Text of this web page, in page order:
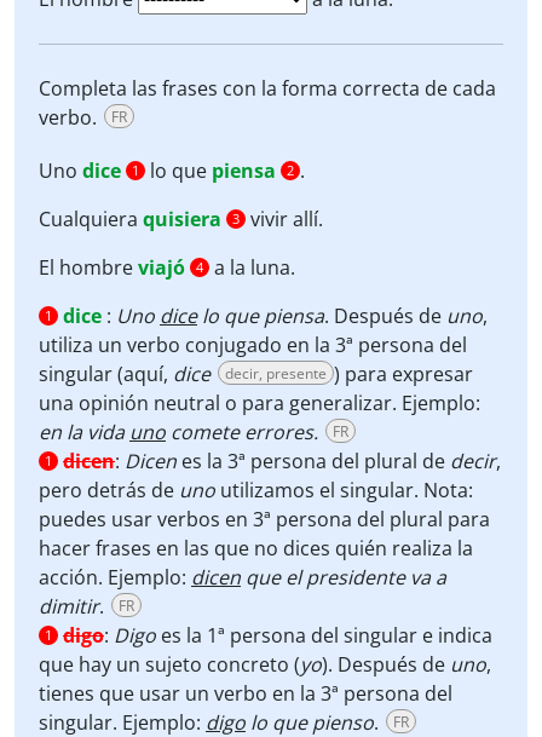
Completa las frases con la forma correcta de cada
verbo.
FR
Uno dice 1 lo que piensa 2 .
Cualquiera quisiera 3 vivir allí.
El hombreviajó 4 a la luna.
1 dice : Uno dicelo que piensa. Después de uno,
utiliza un verbo conjugado en la 3ª persona del
singular (aquí, dice decir, presente ) para expresar
una opinión neutral o para generalizar. Ejemplo:
en la vida uno comete errores. FR
1 dicen: Dicen es la 3ª persona del plural de decir,
pero detrás de uno utilizamos el singular. Nota:
puedes usar verbos en 3ª persona del plural para
hacer frases en las que no dices quién realiza la
acción. Ejemplo: dicen que el presidente va a
dimitir. FR
1 digo: Digo es la 1ª persona del singular e indica
que hay un sujeto concreto (yo). Después de uno,
tienes que usar un verbo en la 3ª persona del
singular. Ejemplo: digo lo que pienso. FR